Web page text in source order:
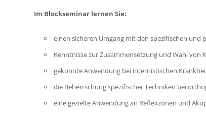
Im Blockseminar lernen Sie:
einen sicheren Umgang mit den spezifischen
Kenntnisse zur Zusammensetzung und Wahl
gekonnte Anwendung bei internistischen
die Beherrschung spezifischer Techniken bei
eine gezielte Anwendung an Reflexzonen und